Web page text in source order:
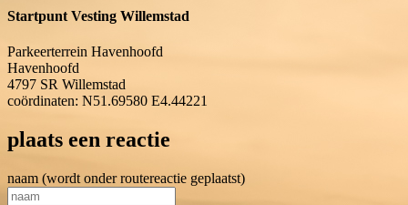
Startpunt Vesting Willemstad
Parkeerterrein Havenhoofd
Havenhoofd
4797 SR Willemstad
coördinaten: N51.69580 E4.44221
plaats een reactie
naam (wordt onder routereactie geplaatst)